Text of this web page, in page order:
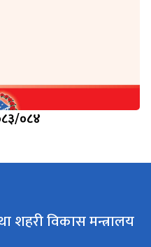
०८४
शहरी विकास मन्त्रालय